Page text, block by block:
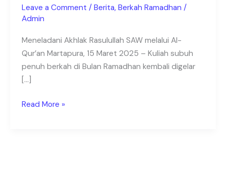
Leave a Comment /Berita,Berkah Ramadhan /
Admin
Meneladani Akhlak Rasulullah SAW melalui Al-
Qur’an Martapura, 15 Maret 2025 – Kuliah subuh
penuh berkah di Bulan Ramadhan kembali digelar
[…]
–
di
Kalsel
Read More »